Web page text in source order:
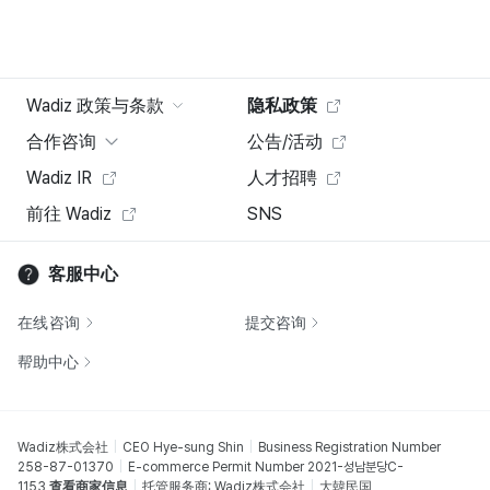
Wadiz 政策与条款
隐私政策
合作咨询
公告/活动
Wadiz IR
人才招聘
前往 Wadiz
SNS
客服中心
在线咨询 提交咨询
帮助中心
Wadiz株式会社 CEO Hye-sung Shin
Business Registration Number
258-87-01370
E-commerce Permit Number 2021-성남분당C-
1153 查看商家信息 托管服务商: Wadiz株式会社 大韓民国